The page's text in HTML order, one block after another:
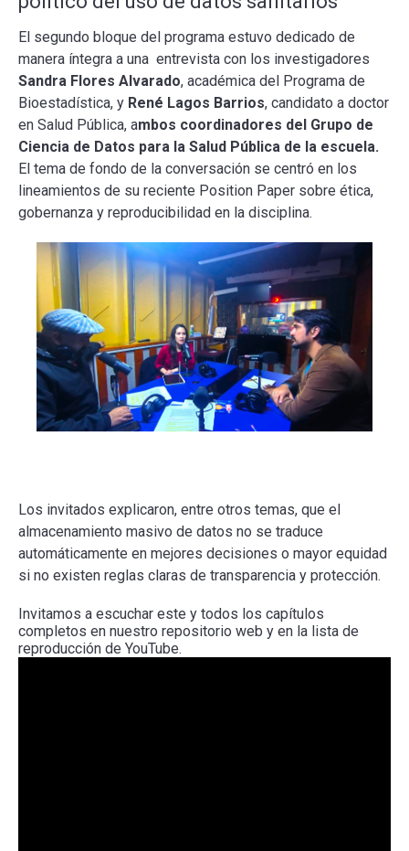
El segundo bloque del programa estuvo dedicado de
manera íntegra a una entrevista con los investigadores
Sandra Flores Alvarado, académica del Programa de
Bioestadística, y René Lagos Barrios, candidato a doctor
en Salud Pública, ambos coordinadores del Grupo de
Ciencia de Datos para la Salud Pública de la escuela.
El tema de fondo de la conversación se centró en los
lineamientos de su reciente Position Paper sobre ética,
gobernanza y reproducibilidad en la disciplina.
Los invitados explicaron, entre otros temas, que el
almacenamiento masivo de datos no se traduce
automáticamente en mejores decisiones o mayor equidad
si no existen reglas claras de transparencia y protección.
Invitamos a escuchar este y todos los capítulos
completos en nuestro repositorio web y en la lista de
reproducción de YouTube.